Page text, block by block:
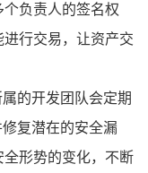
负责人的签名权
行交易，让资产交
属的开发团队会定期
复潜在的安全漏
形势的变化，不断